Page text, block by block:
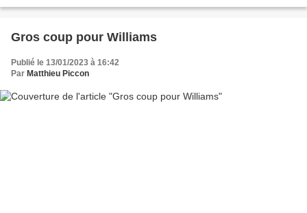
Gros coup pour Williams
Publié le 13/01/2023 à 16:42
Par Matthieu Piccon